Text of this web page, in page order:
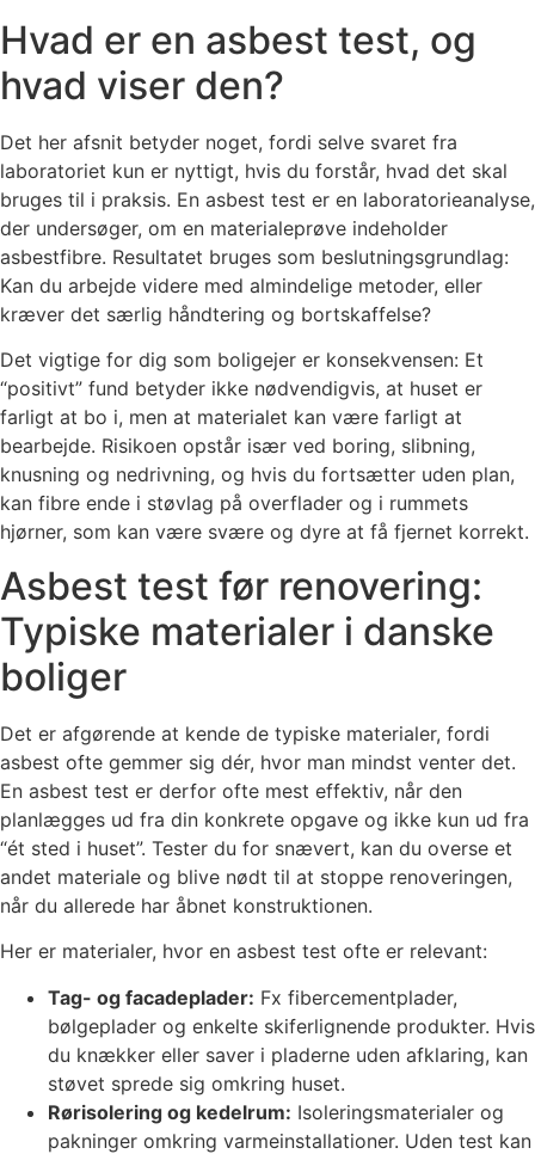
Hvad er en asbest test, og
hvad viser den?
Det her afsnit betyder noget, fordi selve svaret fra
laboratoriet kun er nyttigt, hvis du forstår, hvad det skal
bruges til i praksis. En asbest test er en laboratorieanalyse,
der undersøger, om en materialeprøve indeholder
asbestfibre. Resultatet bruges som beslutningsgrundlag:
Kan du arbejde videre med almindelige metoder, eller
kræver det særlig håndtering og bortskaffelse?
Det vigtige for dig som boligejer er konsekvensen: Et
“positivt” fund betyder ikke nødvendigvis, at huset er
farligt at bo i, men at materialet kan være farligt at
bearbejde. Risikoen opstår især ved boring, slibning,
knusning og nedrivning, og hvis du fortsætter uden plan,
kan fibre ende i støvlag på overflader og i rummets
hjørner, som kan være svære og dyre at få fjernet korrekt.
Asbest test før renovering:
Typiske materialer i danske
boliger
Det er afgørende at kende de typiske materialer, fordi
asbest ofte gemmer sig dér, hvor man mindst venter det.
En asbest test er derfor ofte mest effektiv, når den
planlægges ud fra din konkrete opgave og ikke kun ud fra
“ét sted i huset”. Tester du for snævert, kan du overse et
andet materiale og blive nødt til at stoppe renoveringen,
når du allerede har åbnet konstruktionen.
Her er materialer, hvor en asbest test ofte er relevant:
Tag- og facadeplader: Fx fibercementplader,
bølgeplader og enkelte skiferlignende produkter. Hvis
du knækker eller saver i pladerne uden afklaring, kan
støvet sprede sig omkring huset.
Rørisolering og kedelrum: Isoleringsmaterialer og
pakninger omkring varmeinstallationer. Uden test kan